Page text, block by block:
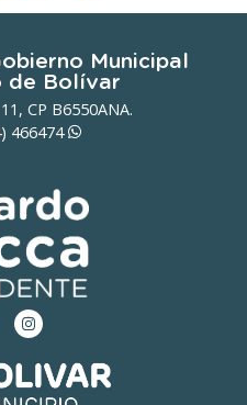
Municipal
de Bolívar
CP B6550ANA.
466474